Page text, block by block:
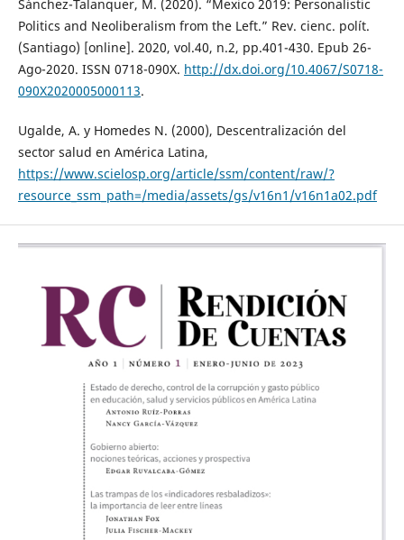
Sánchez-Talanquer, M. (2020). “Mexico 2019: Personalistic
Politics and Neoliberalism from the Left.” Rev. cienc. polít.
(Santiago) [online]. 2020, vol.40, n.2, pp.401-430. Epub 26-
Ago-2020. ISSN 0718-090X. http://dx.doi.org/10.4067/S0718-
090X2020005000113.
Ugalde, A. y Homedes N. (2000), Descentralización del
sector salud en América Latina,
https://www.scielosp.org/article/ssm/content/raw/?
resource_ssm_path=/media/assets/gs/v16n1/v16n1a02.pdf